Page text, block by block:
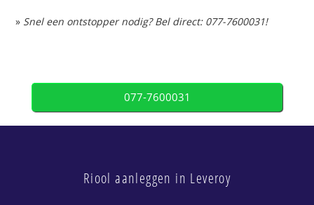
» Snel een ontstopper nodig? Bel direct: 077-7600031!
077-7600031
Riool aanleggen in Leveroy